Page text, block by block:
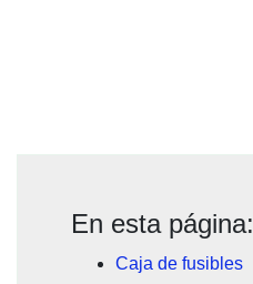
En esta página:
Caja de fusibles